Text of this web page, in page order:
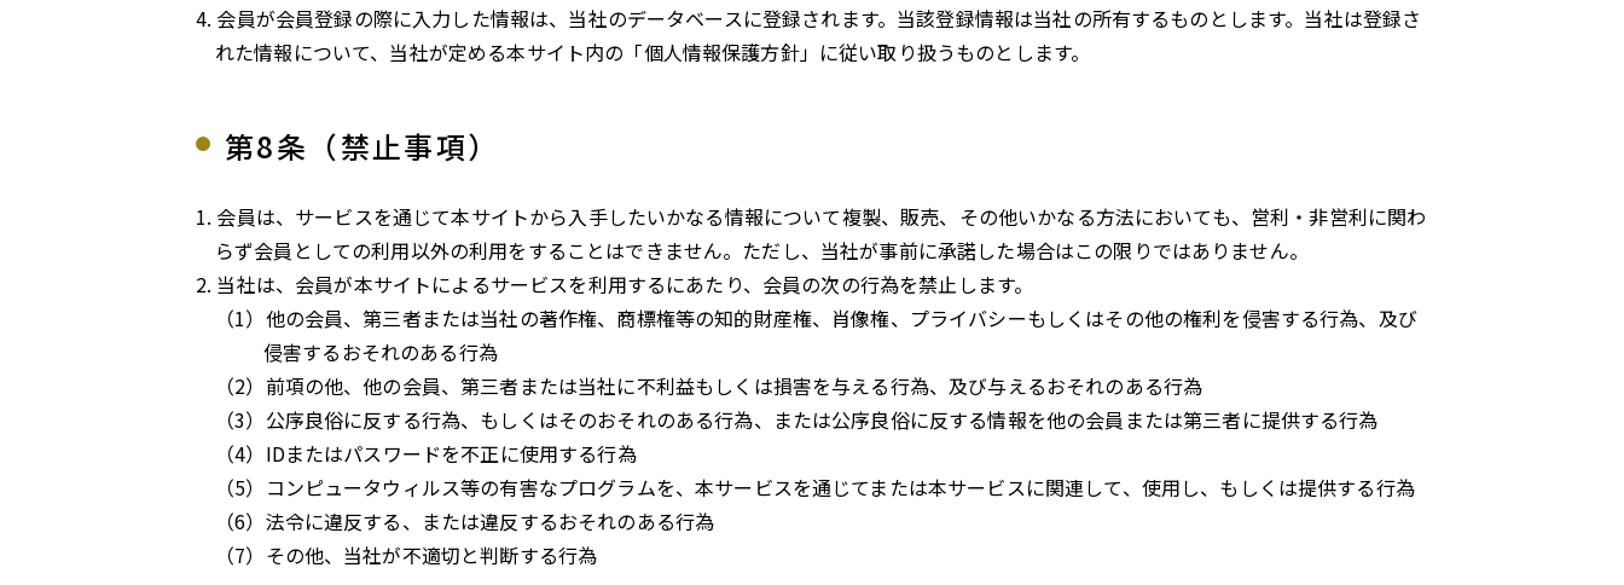
会員が会員登録の際に入力した情報は、当社のデータベースに登録されます。当該登録情報は当社の所有するものとします。当社は登録さ
れた情報について、当社が定める本サイト内の「個人情報保護方針」に従い取り扱うものとします。
第8条（禁止事項）
会員は、サービスを通じて本サイトから入手したいかなる情報について複製、販売、その他いかなる方法においても、営利・非営利に関わ
らず会員としての利用以外の利用をすることはできません。ただし、当社が事前に承諾した場合はこの限りではありません。
当社は、会員が本サイトによるサービスを利用するにあたり、会員の次の行為を禁止します。
他の会員、第三者または当社の著作権、商標権等の知的財産権、肖像権、プライバシーもしくはその他の権利を侵害する行為、及び
侵害するおそれのある行為
前項の他、他の会員、第三者または当社に不利益もしくは損害を与える行為、及び与えるおそれのある行為
公序良俗に反する行為、もしくはそのおそれのある行為、または公序良俗に反する情報を他の会員または第三者に提供する行為
IDまたはパスワードを不正に使用する行為
コンピュータウィルス等の有害なプログラムを、本サービスを通じてまたは本サービスに関連して、使用し、もしくは提供する行為
法令に違反する、または違反するおそれのある行為
その他、当社が不適切と判断する行為